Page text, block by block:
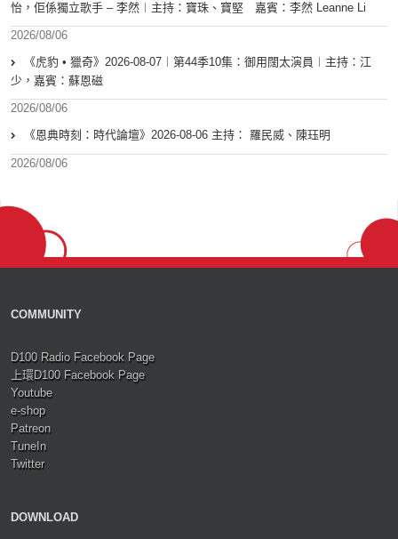
怡，佢係獨立歌手 – 李然︱主持：寶珠、寶堅 嘉賓：李然 Leanne Li
2026/08/06
《虎豹 • 獵奇》2026-08-07︱第44季10集：御用闊太演員︱主持：江
少，嘉賓：蘇恩磁
2026/08/06
《恩典時刻：時代論壇》2026-08-06 主持： 羅民威、陳珏明
2026/08/06
COMMUNITY
D100 Radio Facebook Page
上環D100 Facebook Page
Youtube
e-shop
Patreon
TuneIn
Twitter
DOWNLOAD